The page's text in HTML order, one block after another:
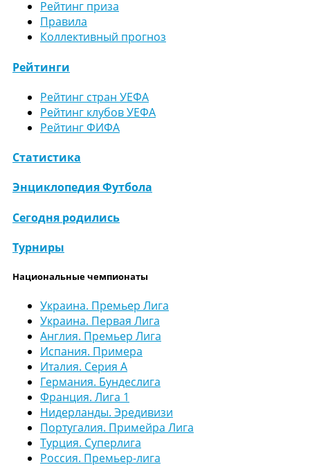
Рейтинг приза
Правила
Коллективный прогноз
Рейтинги
Рейтинг стран УЕФА
Рейтинг клубов УЕФА
Рейтинг ФИФА
Статистика
Энциклопедия Футбола
Сегодня родились
Турниры
Национальные чемпионаты
Украина. Премьер Лига
Украина. Первая Лига
Англия. Премьер Лига
Испания. Примера
Италия. Серия А
Германия. Бундеслига
Франция. Лига 1
Нидерланды. Эредивизи
Португалия. Примейра Лига
Турция. Суперлига
Россия. Премьер-лига